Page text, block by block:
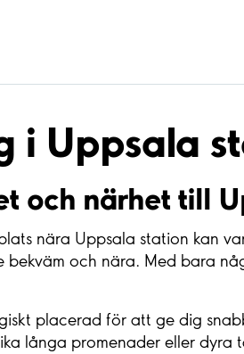
i Uppsala
och närhet till
nära Uppsala station kan
bekväm och nära. Med bara
placerad för att ge dig
långa promenader eller